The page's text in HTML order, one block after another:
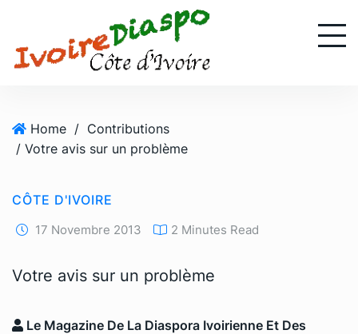
Home / Contributions
/ Votre avis sur un problème
CÔTE D'IVOIRE
17 Novembre 2013 2 Minutes Read
Votre avis sur un problème
Le Magazine De La Diaspora Ivoirienne Et Des